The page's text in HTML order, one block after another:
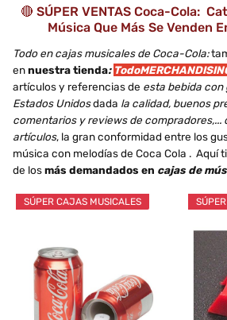
🔴 SÚPER VENTAS Coca-Cola:
Música Que Más Se Venden
Todo en cajas musicales de Coca-Cola:
ennuestra tienda:
artículos y referencias de esta bebida con
Estados Unidosdada la calidad, buenos
comentarios y reviews de compradores,...
artículos, la gran conformidad entre los
música con melodías de Coca Cola . Aquí
de losmás demandados en cajas de
SÚPER CAJAS MUSICALES